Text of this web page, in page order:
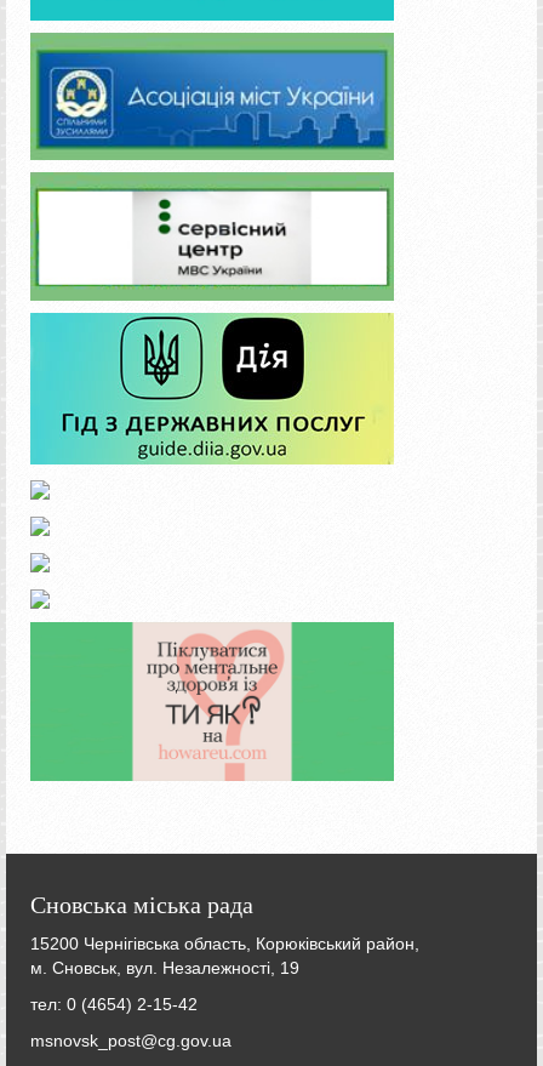
Сновська міська рада
15200 Чернігівська область, Корюківський район,
м. Сновськ, вул. Незалежності, 19
тел: 0 (4654) 2-15-42
msnovsk_post@cg.gov.ua